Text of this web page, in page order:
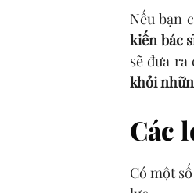
Nếu bạn
kiến bác
sẽ đưa
khỏi
Các
Có một